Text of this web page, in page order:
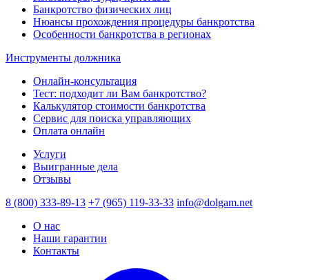
Банкротство физических лиц
Нюансы прохождения процедуры банкротства
Особенности банкротства в регионах
Инструменты должника
Онлайн-консультация
Тест: подходит ли Вам банкротство?
Калькулятор стоимости банкротства
Сервис для поиска управляющих
Оплата онлайн
Услуги
Выигранные дела
Отзывы
8 (800) 333-89-13 +7 (965) 119-33-33 info@dolgam.net
О нас
Наши гарантии
Контакты